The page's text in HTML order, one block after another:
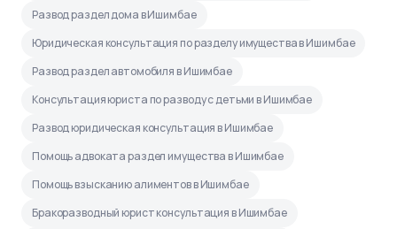
Развод раздел дома в Ишимбае
Юридическая консультация по разделу имущества в Ишимбае
Развод раздел автомобиля в Ишимбае
Консультация юриста по разводу с детьми в Ишимбае
Развод юридическая консультация в Ишимбае
Помощь адвоката раздел имущества в Ишимбае
Помощь взысканию алиментов в Ишимбае
Бракоразводный юрист консультация в Ишимбае